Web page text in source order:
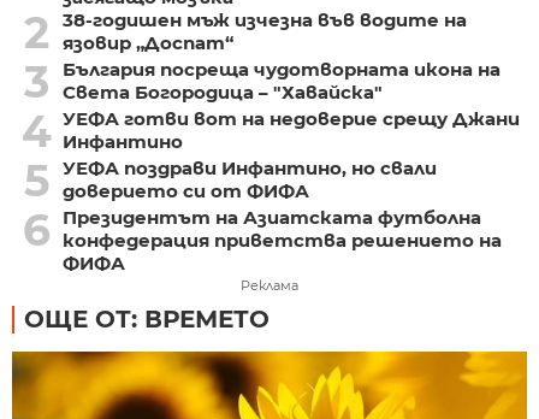
2
38-годишен мъж изчезна във водите на
язовир „Доспат“
3
България посреща чудотворната икона на
Света Богородица – "Хавайска"
4 УЕФА готви вот на недоверие срещу Джани
Инфантино
5 УЕФА поздрави Инфантино, но свали
доверието си от ФИФА
6
Президентът на Азиатската футболна
конфедерация приветства решението на
ФИФА
Реклама
ОЩЕ ОТ: ВРЕМЕТО